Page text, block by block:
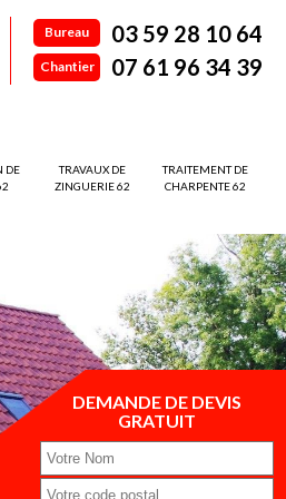
Bureau 03 59 28 10 64
Chantier 07 61 96 34 39
DE
TRAVAUX DE
ZINGUERIE 62
TRAITEMENT DE
CHARPENTE 62
DEMANDE DE DEVIS
GRATUIT